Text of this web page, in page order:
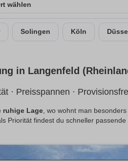
wählen
Solingen Köln
in Langenfeld
· Preisspannen ·
ruhige Lage, wo wohnt man
Priorität findest du schneller passende